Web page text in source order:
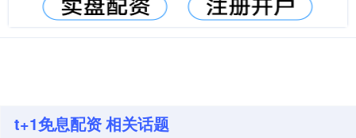
t+1免息配资 相关话题